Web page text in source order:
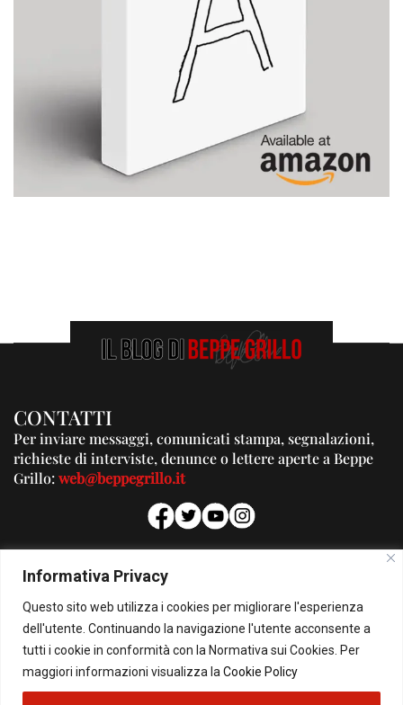
Informativa Privacy
Questo sito web utilizza i cookies per migliorare l'esperienza
dell'utente. Continuando la navigazione l'utente acconsente a
tutti i cookie in conformità con la Normativa sui Cookies. Per
maggiori informazioni visualizza la Cookie Policy
CONTATTI
Per inviare messaggi, comunicati stampa, segnalazioni,
richieste di interviste, denunce o lettere aperte a Beppe
Grillo:web@beppegrillo.it
PUBBLICITA'
Per la tua pubblicità su questo Blog:
pubblicita@beppegrillo.it